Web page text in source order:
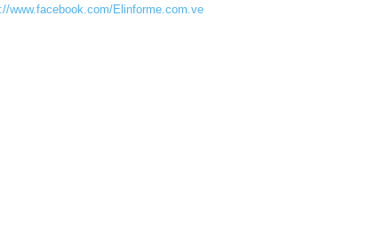
www.facebook.com/Elinforme.com.ve